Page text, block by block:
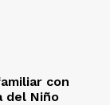
con
del Niño